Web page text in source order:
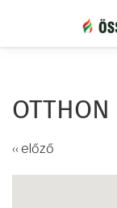
tartalomra
OTTHON
‹‹ előző